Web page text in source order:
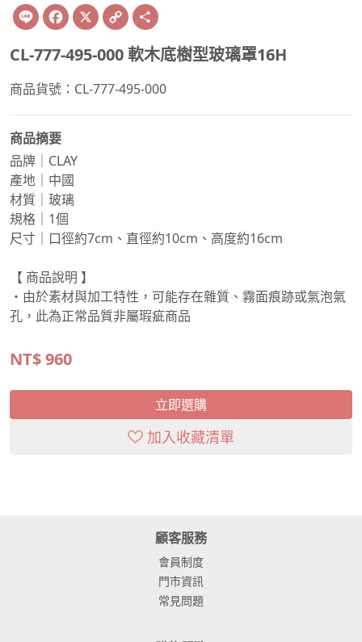
Line Facebook
X Copy
Link
CL-777-495-000 軟木底樹型玻璃罩16H
商品貨號：CL-777-495-000
商品摘要
品牌｜CLAY
產地｜中國
材質｜玻璃
規格｜1個
尺寸｜口徑約7cm、直徑約10cm、高度約16cm
【 商品說明 】
・由於素材與加工特性，可能存在雜質、霧面痕跡或氣泡氣
孔，此為正常品質非屬瑕疵商品
NT$960
立即選購
加入收藏清單
顧客服務
會員制度
門市資訊
常見問題